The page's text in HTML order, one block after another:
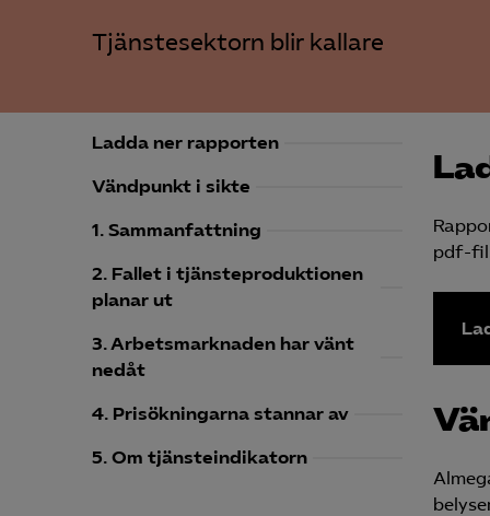
Tjänstesektorn blir kallare
Ladda ner rapporten
Vändpunkt i sikte
1. Sammanfattning
2. Fallet i tjänsteproduktionen
planar ut
3. Arbetsmarknaden har vänt
nedåt
4. Prisökningarna stannar av
5. Om tjänsteindikatorn
pdf-